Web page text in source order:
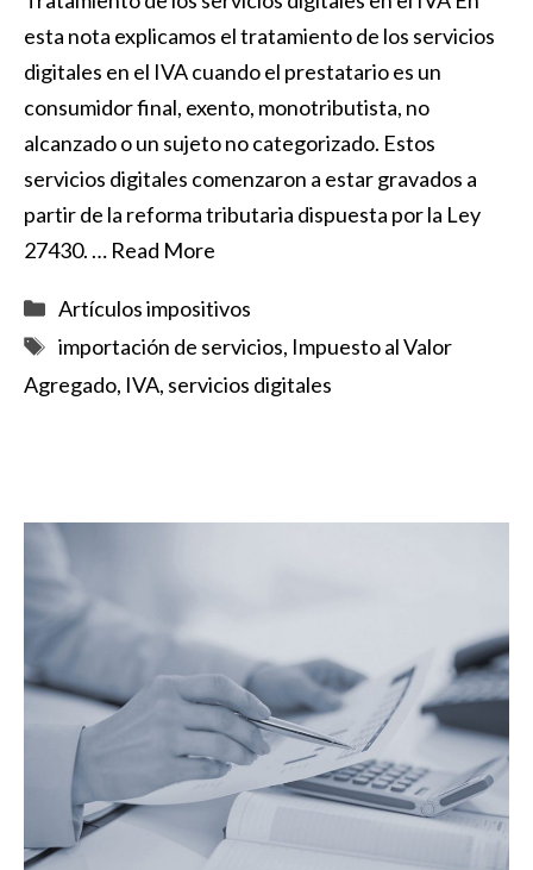
esta nota explicamos el tratamiento de los servicios
digitales en el IVA cuando el prestatario es un
consumidor final, exento, monotributista, no
alcanzado o un sujeto no categorizado. Estos
servicios digitales comenzaron a estar gravados a
partir de la reforma tributaria dispuesta por la Ley
27430. … Read More
Categorías
Artículos impositivos
Etiquetas
importación de servicios, Impuesto al Valor
Agregado, IVA, servicios digitales